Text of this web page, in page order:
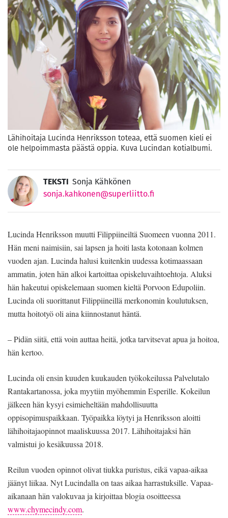
Lähihoitaja Lucinda Henriksson toteaa, että suomen kieli ei
ole helpoimmasta päästä oppia. Kuva Lucindan kotialbumi.
TEKSTI Sonja Kähkönen
sonja.kahkonen@superliitto.fi
Lucinda Henriksson muutti Filippiineiltä Suomeen vuonna 2011.
Hän meni naimisiin, sai lapsen ja hoiti lasta kotonaan kolmen
vuoden ajan. Lucinda halusi kuitenkin uudessa kotimaassaan
ammatin, joten hän alkoi kartoittaa opiskeluvaihtoehtoja. Aluksi
hän hakeutui opiskelemaan suomen kieltä Porvoon Edupoliin.
Lucinda oli suorittanut Filippiineillä merkonomin koulutuksen,
mutta hoitotyö oli aina kiinnostanut häntä.
– Pidän siitä, että voin auttaa heitä, jotka tarvitsevat apua ja hoitoa,
hän kertoo.
Lucinda oli ensin kuuden kuukauden työkokeilussa Palvelutalo
Rantakartanossa, joka myytiin myöhemmin Esperille. Kokeilun
jälkeen hän kysyi esimieheltään mahdollisuutta
oppisopimuspaikkaan. Työpaikka löytyi ja Henriksson aloitti
lähihoitajaopinnot maaliskuussa 2017. Lähihoitajaksi hän
valmistui jo kesäkuussa 2018.
Reilun vuoden opinnot olivat tiukka puristus, eikä vapaa-aikaa
jäänyt liikaa. Nyt Lucindalla on taas aikaa harrastuksille. Vapaa-
aikanaan hän valokuvaa ja kirjoittaa blogia osoitteessa
www.chymecindy.com.